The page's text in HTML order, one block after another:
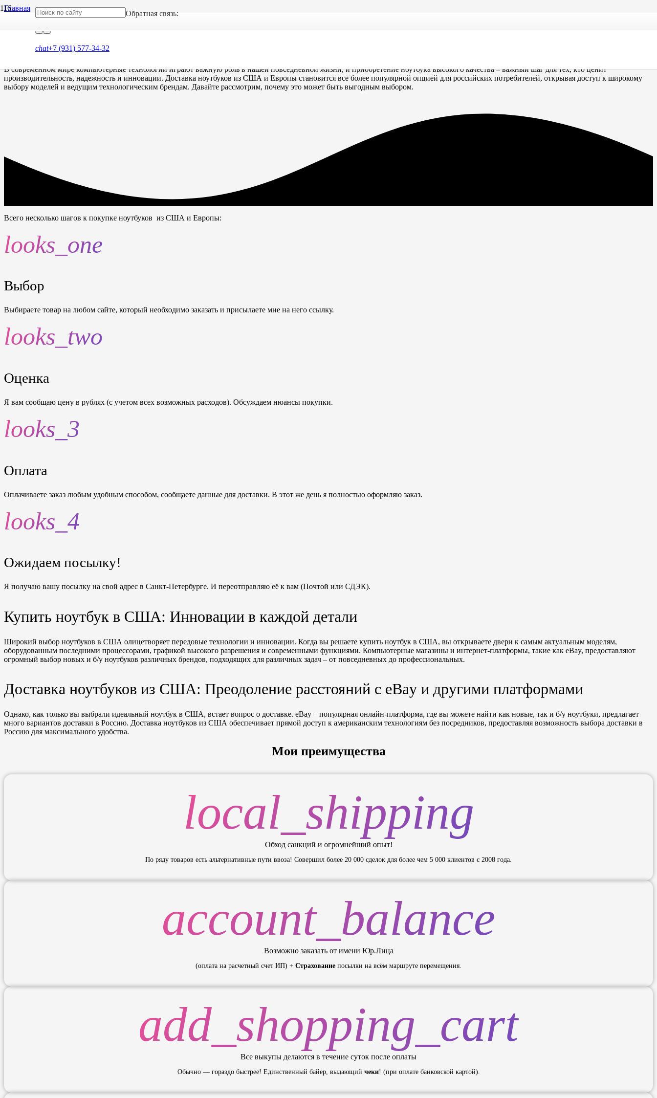
chat+7 (931) 577-34-32
Обратная связь:
Главная
Доставка ноутбуков из США и Европы
Доставка ноутбуков из США и Европы
В современном мире компьютерные технологии играют важную роль в нашей повседневной жизни, и приобретение ноутбука высокого качества – важный шаг для тех, кто ценит
производительность, надежность и инновации. Доставка ноутбуков из США и Европы становится все более популярной опцией для российских потребителей, открывая доступ к широкому
выбору моделей и ведущим технологическим брендам. Давайте рассмотрим, почему это может быть выгодным выбором.
Всего несколько шагов к покупке ноутбуков из США и Европы:
looks_one
Выбор
Выбираете товар на любом сайте, который необходимо заказать и присылаете мне на него ссылку.
looks_two
Оценка
Я вам сообщаю цену в рублях (c учетом всех возможных расходов). Обсуждаем нюансы покупки.
looks_3
Оплата
Оплачиваете заказ любым удобным способом, сообщаете данные для доставки. В этот же день я полностью оформляю заказ.
looks_4
Ожидаем посылку!
Я получаю вашу посылку на свой адрес в Санкт-Петербурге. И переотправляю её к вам (Почтой или СДЭК).
Купить ноутбук в США: Инновации в каждой детали
Широкий выбор ноутбуков в США олицетворяет передовые технологии и инновации. Когда вы решаете купить ноутбук в США, вы открываете двери к самым актуальным моделям,
оборудованным последними процессорами, графикой высокого разрешения и современными функциями. Компьютерные магазины и интернет-платформы, такие как eBay, предоставляют
огромный выбор новых и б/у ноутбуков различных брендов, подходящих для различных задач – от повседневных до профессиональных.
Доставка ноутбуков из США: Преодоление расстояний с eBay и другими платформами
Однако, как только вы выбрали идеальный ноутбук в США, встает вопрос о доставке. eBay – популярная онлайн-платформа, где вы можете найти как новые, так и б/у ноутбуки, предлагает
много вариантов доставки в Россию. Доставка ноутбуков из США обеспечивает прямой доступ к американским технологиям без посредников, предоставляя возможность выбора доставки в
Россию для максимального удобства.
Мои преимущества
local_shipping
Обход санкций и огромнейший опыт!
По ряду товаров есть альтернативные пути ввоза! Совершил более 20 000 сделок для более чем 5 000 клиентов с 2008 года.
account_balance
Возможно заказать от имени Юр.Лица
(оплата на расчетный счет ИП) + Страхование посылки на всём маршруте перемещения.
add_shopping_cart
Все выкупы делаются в течение суток после оплаты
Обычно — гораздо быстрее! Единственный байер, выдающий чеки! (при оплате банковской картой).